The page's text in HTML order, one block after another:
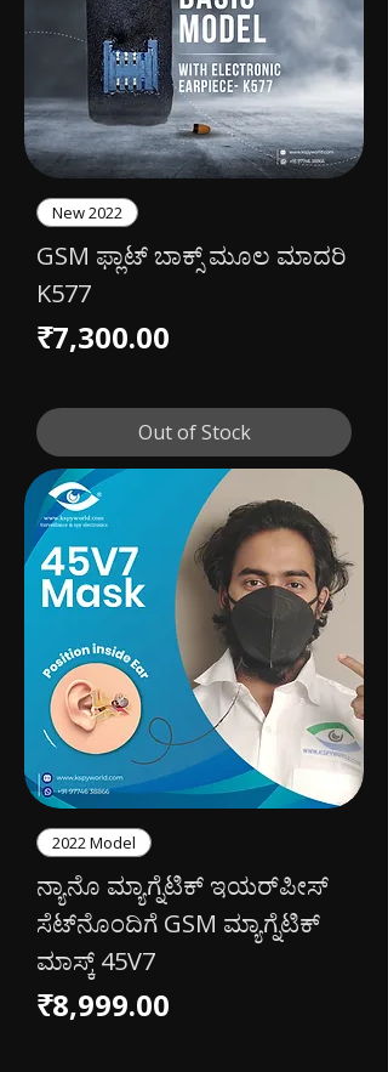
New 2022
GSM ಫ್ಲಾಟ್ ಬಾಕ್ಸ್ ಮೂಲ ಮಾದರಿ
K577
Price
₹7,300.00
Out of Stock
2022 Model
ನ್ಯಾನೊ ಮ್ಯಾಗ್ನೆಟಿಕ್ ಇಯರ್‌ಪೀಸ್
ಸೆಟ್‌ನೊಂದಿಗೆ GSM ಮ್ಯಾಗ್ನೆಟಿಕ್
ಮಾಸ್ಕ್ 45V7
Price
₹8,999.00